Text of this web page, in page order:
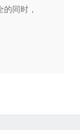
同时，